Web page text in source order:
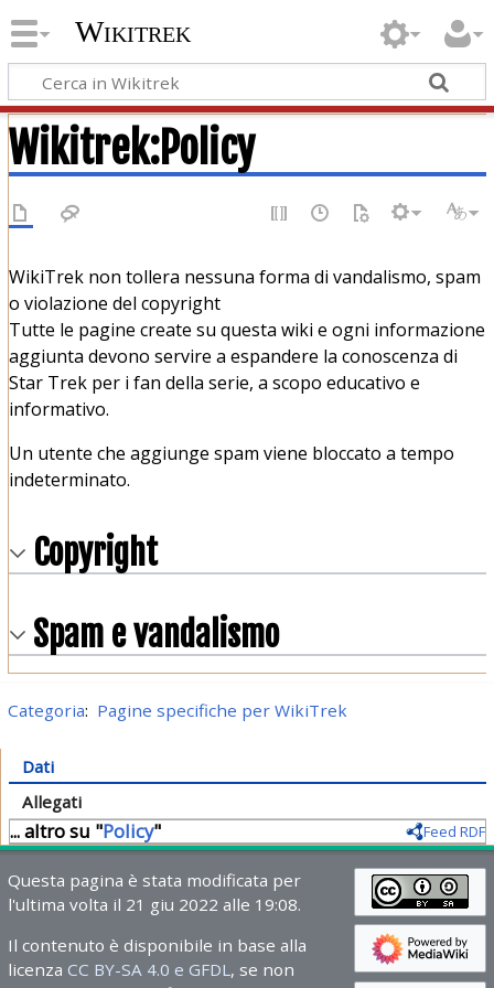
Wikitrek
Wikitrek:Policy
WikiTrek non tollera nessuna forma di vandalismo, spam
o violazione del copyright
Tutte le pagine create su questa wiki e ogni informazione
aggiunta devono servire a espandere la conoscenza di
Star Trek per i fan della serie, a scopo educativo e
informativo.
Un utente che aggiunge spam viene bloccato a tempo
indeterminato.
Copyright
Spam e vandalismo
Categoria: Pagine specifiche per WikiTrek
Dati
Allegati
... altro su "Policy" Feed RDF
Questa pagina è stata modificata per
l'ultima volta il 21 giu 2022 alle 19:08.
Il contenuto è disponibile in base alla
licenza CC BY-SA 4.0 e GFDL , se non